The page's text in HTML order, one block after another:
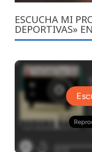
ESCUCHA MI
DEPORTIVAS»